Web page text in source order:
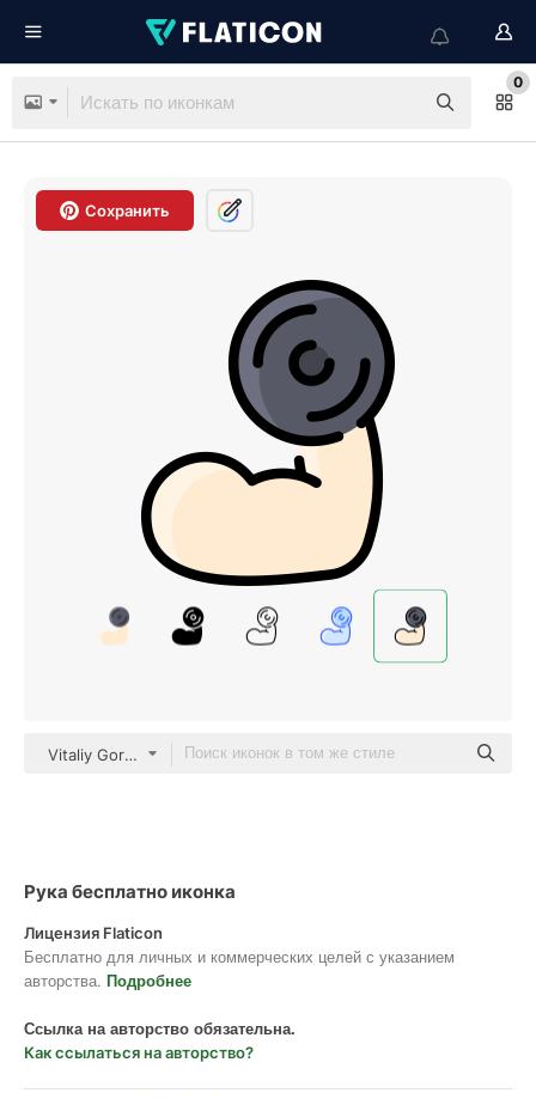
0
Сохранить
Vitaliy Gorbachev Lineal Color
Рука бесплатно иконка
Лицензия Flaticon
Бесплатно для личных и коммерческих целей с указанием
авторства. Подробнее
Ссылка на авторство обязательна.
Как ссылаться на авторство?